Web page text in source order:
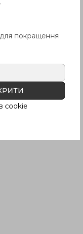
(только d =
размеры)
покращення
cookie